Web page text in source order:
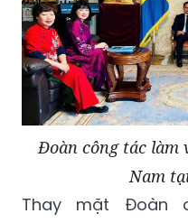
Đoàn công tác làm
Nam
Thay mặt Đoàn